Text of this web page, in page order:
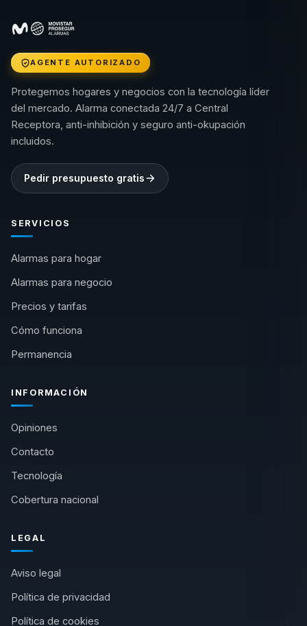
AGENTE AUTORIZADO
Protegemos hogares y negocios con la tecnología líder
del mercado. Alarma conectada 24/7 a Central
Receptora, anti-inhibición y seguro anti-okupación
incluidos.
Pedir presupuesto gratis
SERVICIOS
Alarmas para hogar
Alarmas para negocio
Precios y tarifas
Cómo funciona
Permanencia
INFORMACIÓN
Opiniones
Contacto
Tecnología
Cobertura nacional
LEGAL
Aviso legal
Política de privacidad
Política de cookies